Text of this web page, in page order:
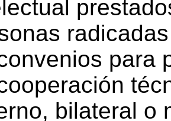
para
bilateral o